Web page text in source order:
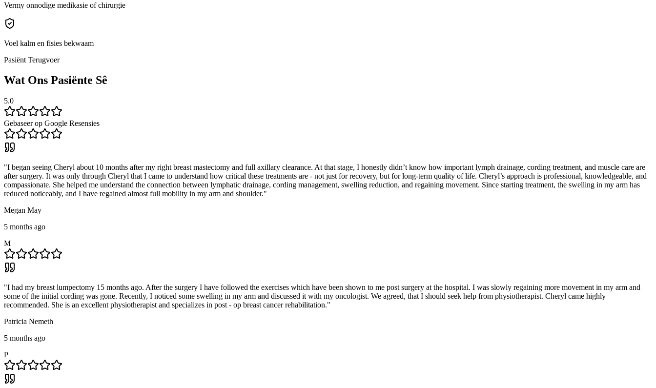
Vermy onnodige medikasie of chirurgie
Voel kalm en fisies bekwaam
Pasiënt Terugvoer
Wat Ons Pasiënte Sê
5.0
Gebaseer op Google Resensies
"I began seeing Cheryl about 10 months after my right breast mastectomy and full axillary clearance. At that stage, I honestly didn’t know how important lymph drainage, cording treatment, and muscle care are
after surgery. It was only through Cheryl that I came to understand how critical these treatments are - not just for recovery, but for long-term quality of life. Cheryl’s approach is professional, knowledgeable, and
compassionate. She helped me understand the connection between lymphatic drainage, cording management, swelling reduction, and regaining movement. Since starting treatment, the swelling in my arm has
reduced noticeably, and I have regained almost full mobility in my arm and shoulder."
Megan May
5 months ago
M
"I had my breast lumpectomy 15 months ago. After the surgery I have followed the exercises which have been shown to me post surgery at the hospital. I was slowly regaining more movement in my arm and
some of the initial cording was gone. Recently, I noticed some swelling in my arm and discussed it with my oncologist. We agreed, that I should seek help from physiotherapist. Cheryl came highly
recommended. She is an excellent physiotherapist and specializes in post - op breast cancer rehabilitation."
Patricia Nemeth
5 months ago
P